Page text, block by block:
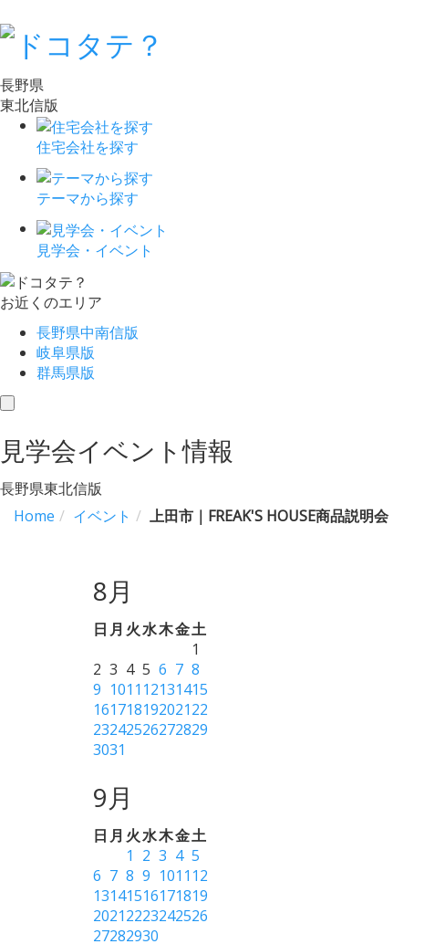
長野県
東北信版
住宅会社を探す
テーマから探す
見学会・イベント
お近くのエリア
長野県中南信版
岐阜県版
群馬県版
toggle
見学会イベント情報
長野県東北信版
Home
イベント 上田市｜FREAK'S HOUSE商品説明会
8月
日 月 火水木金土
1
2 3 4 5 6 7 8
9 1011 12131415
16171819202122
23242526272829
3031
9月
日 月 火水木金土
1 2 3 4 5
6 7 8 9 1011 12
13141516171819
20212223242526
27282930